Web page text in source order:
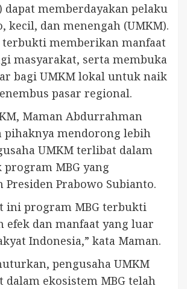
dapat memberdayakan pelaku
kecil, dan menengah (UMKM).
memberikan manfaat
masyarakat, serta membuka
bagi UMKM lokal untuk naik
pasar regional.
Maman Abdurrahman
pihaknya mendorong lebih
UMKM terlibat dalam
MBG yang
Presiden Prabowo Subianto.
ini program MBG terbukti
efek dan manfaat yang luar
Indonesia,” kata Maman.
pengusaha UMKM
ekosistem MBG telah